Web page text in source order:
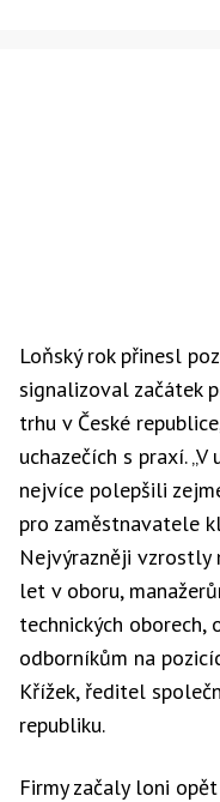
Loňský rok přinesl
signalizoval začátek
trhu v České
uchazečích s praxí.
nejvíce polepšili
pro zaměstnavatele
Nejvýrazněji vzrostly
let v oboru,
technických oborech,
odborníkům na
Křížek, ředitel
republiku.
Firmy začaly loni